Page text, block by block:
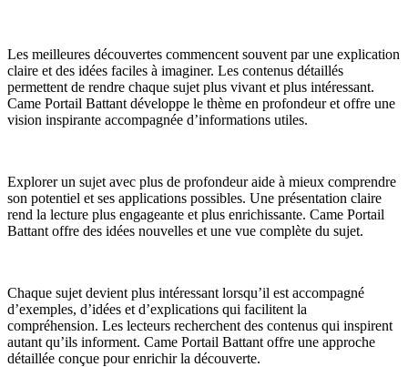
Les meilleures découvertes commencent souvent par une explication
claire et des idées faciles à imaginer. Les contenus détaillés
permettent de rendre chaque sujet plus vivant et plus intéressant.
Came Portail Battant développe le thème en profondeur et offre une
vision inspirante accompagnée d’informations utiles.
Explorer un sujet avec plus de profondeur aide à mieux comprendre
son potentiel et ses applications possibles. Une présentation claire
rend la lecture plus engageante et plus enrichissante. Came Portail
Battant offre des idées nouvelles et une vue complète du sujet.
Chaque sujet devient plus intéressant lorsqu’il est accompagné
d’exemples, d’idées et d’explications qui facilitent la
compréhension. Les lecteurs recherchent des contenus qui inspirent
autant qu’ils informent. Came Portail Battant offre une approche
détaillée conçue pour enrichir la découverte.